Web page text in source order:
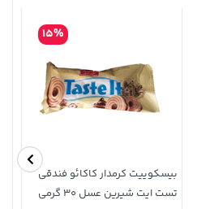
خرید
بیسکوییت کرمدار کاکائو فندقی
تست ایت شیرین عسل 30 گرمی
15%